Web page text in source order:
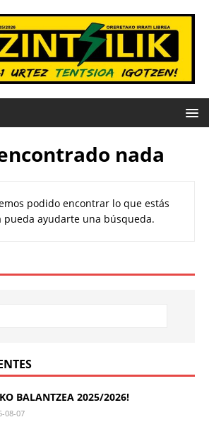
nada
podido encontrar lo que estás
pueda ayudarte una búsqueda.
BALANTZEA 2025/2026!
08-07